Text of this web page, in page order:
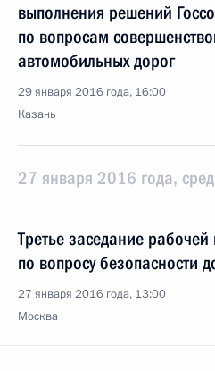
выполнения решений
по вопросам
автомобильных дорог
29 января 2016 года, 16:00
Казань
27 января 2016 года,
Третье заседание рабочей
по вопросу безопасности
27 января 2016 года, 13:00
Москва